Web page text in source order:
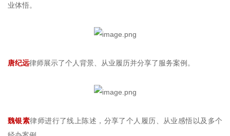
业体悟。
唐纪远律师展示了个人背景、从业履历并分享了服务案例。
魏银素律师进行了线上陈述，分享了个人履历、从业感悟以及多个